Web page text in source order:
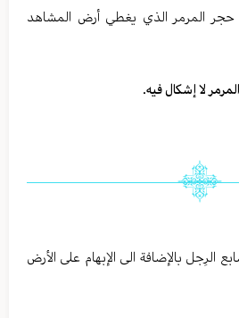
المرمر الذي يغطي أرض المشاهد
لا إشكال فيه.
بالإضافة الى الإبهام على الأرض